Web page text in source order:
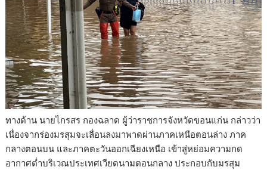
ทางด้าน นายไกรสร กองฉลาด ผู้ว่าราชการจังหวัดขอนแก่น กล่าวว่า
เนื่องจากร่องมรสุมจะเลื่อนลงมาพาดผ่านภาคเหนือตอนล่าง ภาค
กลางตอนบน และภาคตะวันออกเฉียงเหนือ เข้าสู่หย่อมความกด
อากาศต่ำบริเวณประเทศเวียดนามตอนกลาง ประกอบกับมรสุม